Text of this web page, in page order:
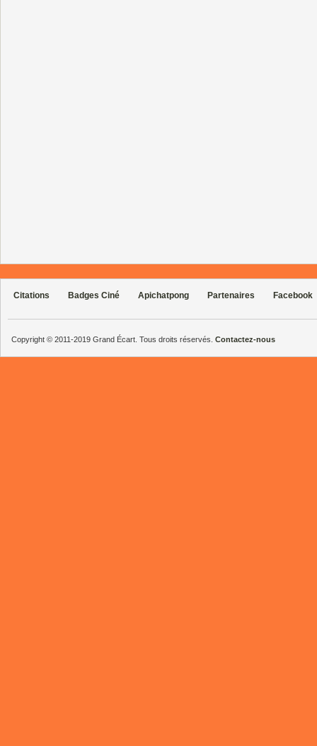
Citations Badges Ciné Apichatpong Partenaires Facebook
Copyright © 2011-2019 Grand Écart. Tous droits réservés. Contactez-nous